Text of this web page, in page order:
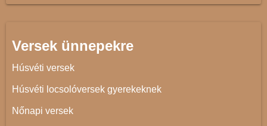
Versek ünnepekre
Húsvéti versek
Húsvéti locsolóversek gyerekeknek
Nőnapi versek